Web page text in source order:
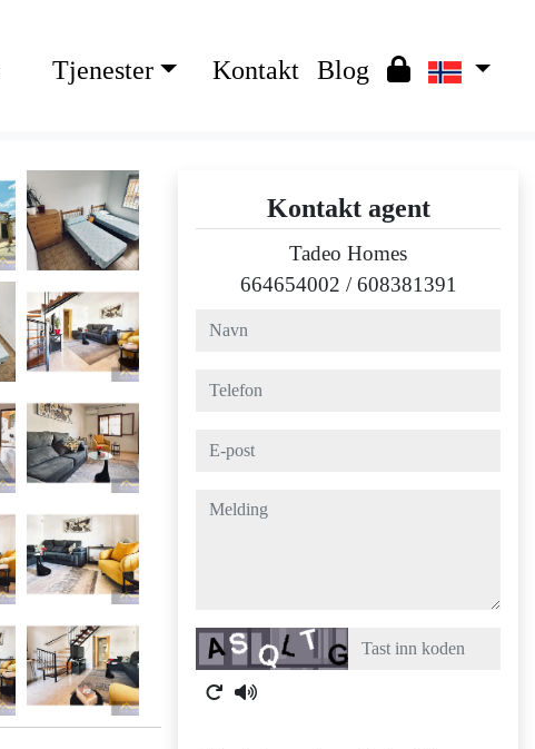
Tjenester Kontakt Blog
Kontakt agent
Tadeo Homes
664654002 /608381391
navn
telefon
e-post
melding
Captcha